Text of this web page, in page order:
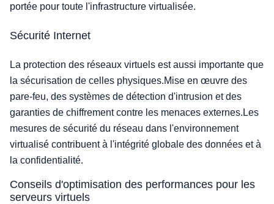
portée pour toute l'infrastructure virtualisée.
Sécurité Internet
La protection des réseaux virtuels est aussi importante que
la sécurisation de celles physiques.Mise en œuvre des
pare-feu, des systèmes de détection d'intrusion et des
garanties de chiffrement contre les menaces externes.Les
mesures de sécurité du réseau dans l'environnement
virtualisé contribuent à l'intégrité globale des données et à
la confidentialité.
Conseils d'optimisation des performances pour les
serveurs virtuels